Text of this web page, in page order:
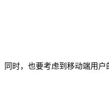
时，也要考虑到移动端用户